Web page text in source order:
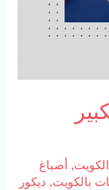
,
أصباغ
بالكويت, ديكور